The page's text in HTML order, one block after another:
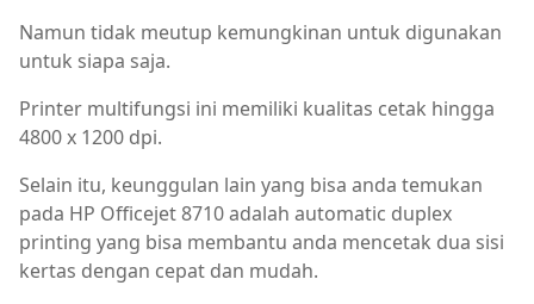
Namun tidak meutup kemungkinan untuk digunakan
untuk siapa saja.
Printer multifungsi ini memiliki kualitas cetak hingga
4800 x 1200 dpi.
Selain itu, keunggulan lain yang bisa anda temukan
pada HP Officejet 8710 adalah automatic duplex
printing yang bisa membantu anda mencetak dua sisi
kertas dengan cepat dan mudah.